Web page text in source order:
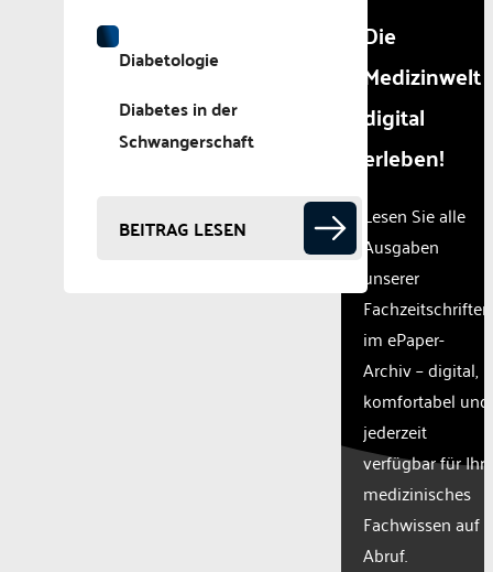
Diabetologie
Diabetes in der
Schwangerschaft
BEITRAG LESEN
Die
Medizinwelt
digital
erleben!
Lesen Sie alle
Ausgaben
unserer
Fachzeitschriften
im ePaper-
Archiv – digital,
komfortabel und
jederzeit
verfügbar für Ihr
medizinisches
Fachwissen auf
Abruf.